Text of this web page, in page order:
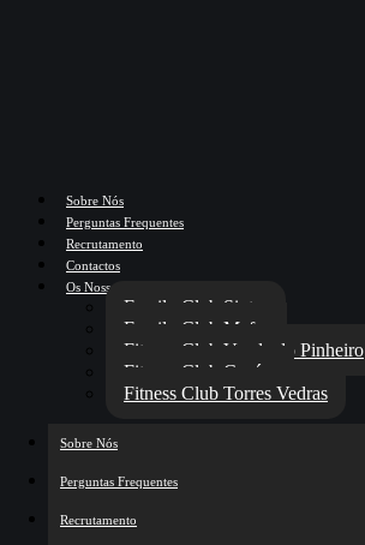
Sobre Nós
Perguntas Frequentes
Recrutamento
Contactos
Os Nossos Clubes
Family Club Sintra
Family Club Mafra
Fitness Club Venda do Pinheiro
Fitness Club Cacém
Fitness Club Torres Vedras
Sobre Nós
Perguntas Frequentes
Recrutamento